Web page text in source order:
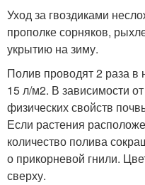
Уход за гвоздиками
прополке сорняков,
укрытию на зиму.
Полив проводят 2 раза в
15 л/м2. В зависимости
физических свойств
Если растения
количество полива
о прикорневой гнили.
сверху.